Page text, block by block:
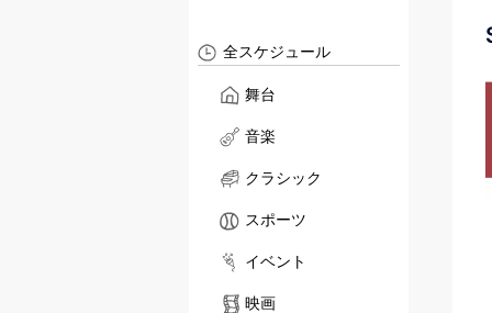
全スケジュール
舞台
音楽
クラシック
スポーツ
イベント
映画